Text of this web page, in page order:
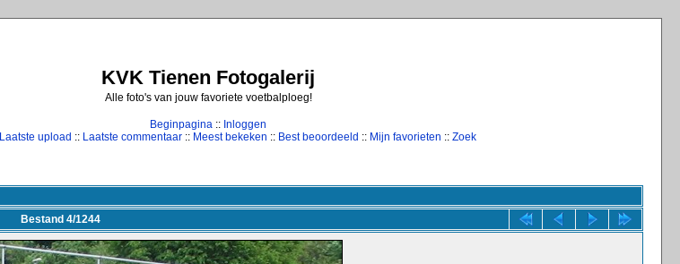
KVK Tienen Fotogalerij
Alle foto's van jouw favoriete voetbalploeg!
Beginpagina :: Inloggen
Laatste upload :: Laatste commentaar:: Meest bekeken :: Best beoordeeld :: Mijn favorieten :: Zoek
Bestand 4/1244